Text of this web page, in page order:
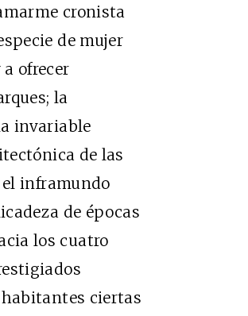
cronista
de mujer
ofrecer
la
invariable
de las
inframundo
de épocas
los cuatro
ciertas